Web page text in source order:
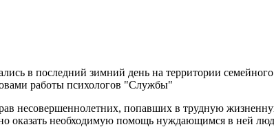
в последний зимний день на территории
работы психологов "Службы"
несовершеннолетних, попавших в трудную
оказать необходимую помощь нуждающимся в ней